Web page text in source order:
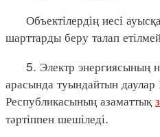
Объектілердің иесі
шарттарды беру талап
5. Электр энергиясының
арасында туындайтын даулар
Республикасының азаматтық
тәртіппен шешіледі.